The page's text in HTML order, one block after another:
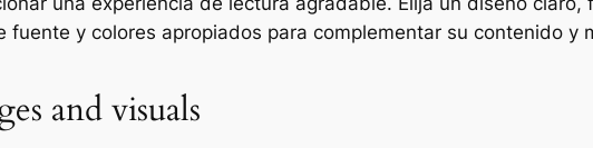
y colores apropiados para complementar su contenido y
and visuals